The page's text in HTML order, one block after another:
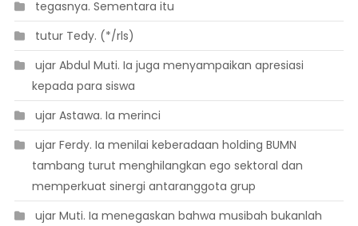
 tegasnya. Sementara itu
 tutur Tedy. (*/rls)
 ujar Abdul Muti. Ia juga menyampaikan apresiasi
kepada para siswa
 ujar Astawa. Ia merinci
 ujar Ferdy. Ia menilai keberadaan holding BUMN
tambang turut menghilangkan ego sektoral dan
memperkuat sinergi antaranggota grup
 ujar Muti. Ia menegaskan bahwa musibah bukanlah